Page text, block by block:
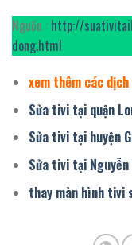
Nguồn : http://
dong.html
xem thêm các
Sửa tivi tại quận
Sửa tivi tại huyện
Sửa tivi tại Nguyễn
thay màn hình tivi